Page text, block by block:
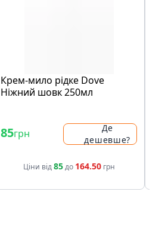
Крем-мило рідке Dove
Ніжний шовк 250мл
85грн
Де
дешевше?
Ціни від85до 164.50грн